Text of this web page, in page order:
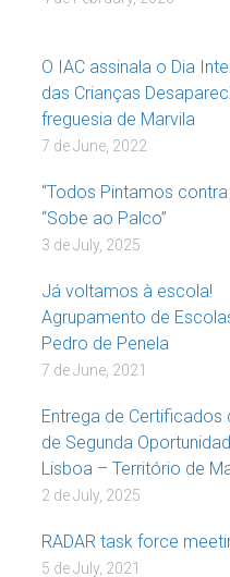
O IAC assinala o Dia
das Crianças
freguesia de Marvila
7 de June, 2022
“Todos Pintamos contra
“Sobe ao Palco”
3 de July, 2025
Já voltamos à escola!
Agrupamento de
Pedro de Penela
7 de June, 2021
Entrega de Certificados
de Segunda
Lisboa – Território de
2 de July, 2025
RADAR task force
5 de July, 2021